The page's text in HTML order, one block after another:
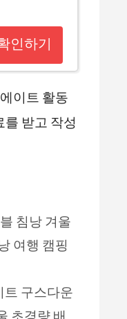
인하기
이트 활동
받고 작성
침낭 겨울
여행 캠핑
트 구스다운